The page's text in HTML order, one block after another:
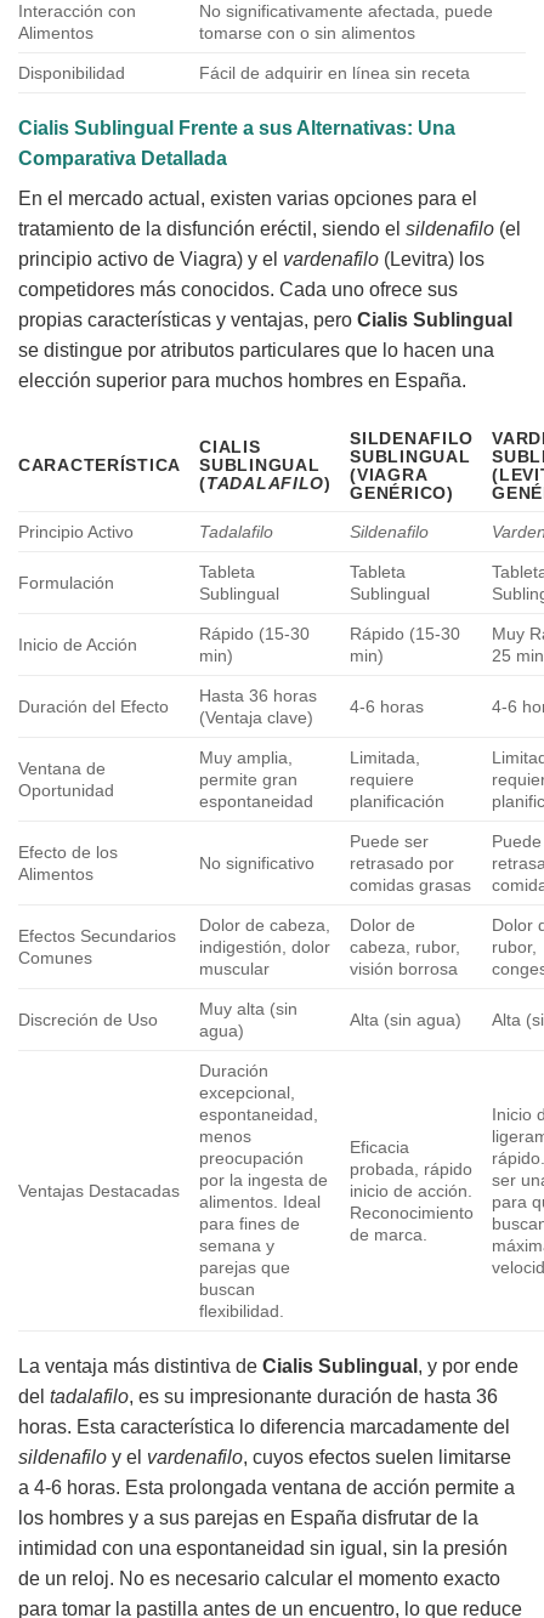
Interacción con
Alimentos
No significativamente afectada, puede
tomarse con o sin alimentos
Disponibilidad Fácil de adquirir en línea sin receta
Cialis Sublingual Frente a sus Alternativas: Una
Comparativa Detallada
En el mercado actual, existen varias opciones para el
tratamiento de la disfunción eréctil, siendo el sildenafilo (el
principio activo de Viagra) y el vardenafilo (Levitra) los
competidores más conocidos. Cada uno ofrece sus
propias características y ventajas, pero Cialis Sublingual
se distingue por atributos particulares que lo hacen una
elección superior para muchos hombres en España.
CARACTERÍSTICA
CIALIS
SUBLINGUAL
(TADALAFILO)
SILDENAFILO
SUBLINGUAL
(VIAGRA
GENÉRICO)
Principio Activo
Tadalafilo Sildenafilo
Formulación
Tableta
Sublingual
Tableta
Sublingual
Inicio de Acción
Rápido (15-30
min)
Rápido (15-30
min)
Muy
25
Duración del Efecto
Hasta 36 horas
(Ventaja clave)
4-6 horas 4-6
Ventana de
Oportunidad
Muy amplia,
permite gran
espontaneidad
Limitada,
requiere
planificación
Efecto de los
Alimentos
No significativo
Puede ser
retrasado por
comidas grasas
Efectos Secundarios
Comunes
Dolor de cabeza,
indigestión, dolor
muscular
Dolor de
cabeza, rubor,
visión borrosa
Dolor
rubor,
Discreción de Uso
Muy alta (sin
agua)
Alta (sin agua) Alta
Ventajas Destacadas
Duración
excepcional,
espontaneidad,
menos
preocupación
por la ingesta de
alimentos. Ideal
para fines de
semana y
parejas que
buscan
flexibilidad.
Eficacia
probada, rápido
inicio de acción.
Reconocimiento
de marca.
Inicio
ser
para
La ventaja más distintiva de Cialis Sublingual , y por ende
del tadalafilo, es su impresionante duración de hasta 36
horas. Esta característica lo diferencia marcadamente del
sildenafilo y el vardenafilo, cuyos efectos suelen limitarse
a 4-6 horas. Esta prolongada ventana de acción permite a
los hombres y a sus parejas en España disfrutar de la
intimidad con una espontaneidad sin igual, sin la presión
de un reloj. No es necesario calcular el momento exacto
para tomar la pastilla antes de un encuentro, lo que reduce